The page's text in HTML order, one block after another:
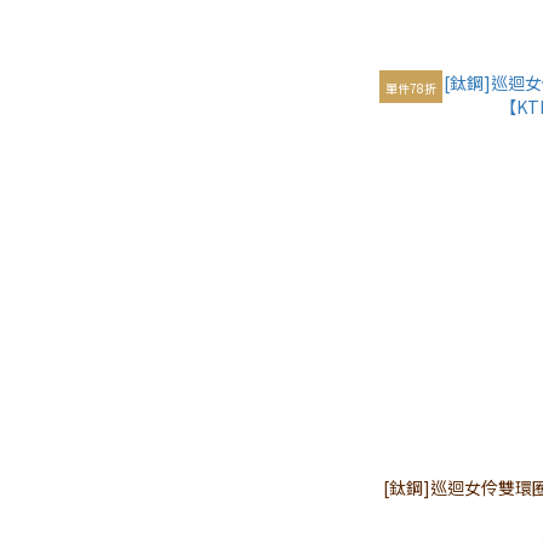
單件78折
[鈦鋼]巡迴女伶雙環